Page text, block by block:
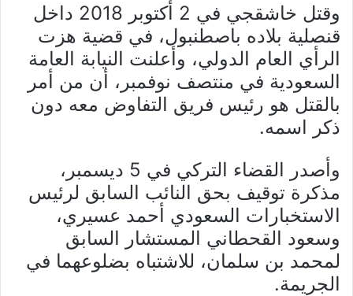
وقتل خاشقجي في 2 أكتوبر 2018 داخل
قنصلية بلاده باصطنبول، في قضية هزت
الرأي العام الدولي، وأعلنت النيابة العامة
السعودية في منتصف نوفمبر، أن من أمر
بالقتل هو رئيس فريق التفاوض معه دون
ذكر اسمه.
وأصدر القضاء التركي في 5 ديسمبر،
مذكرة توقيف بحق النائب السابق لرئيس
الاستخبارات السعودي أحمد عسيري،
وسعود القحطاني المستشار السابق
لمحمد بن سلمان، للاشتباه بضلوعهما في
الجريمة.